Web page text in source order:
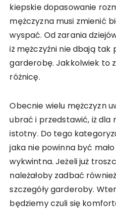
kiepskie dopasowanie
mężczyzna musi zmienić
wyspać. Od zarania
iż mężczyźni nie dbają tak
garderobę. Jakkolwiek to
różnicę.
Obecnie wielu mężczyzn
ubrać i przedstawić, iż dla
istotny. Do tego
jaka nie powinna być
wykwintna. Jeżeli już
należałoby zadbać
szczegóły garderoby.
będziemy czuli się